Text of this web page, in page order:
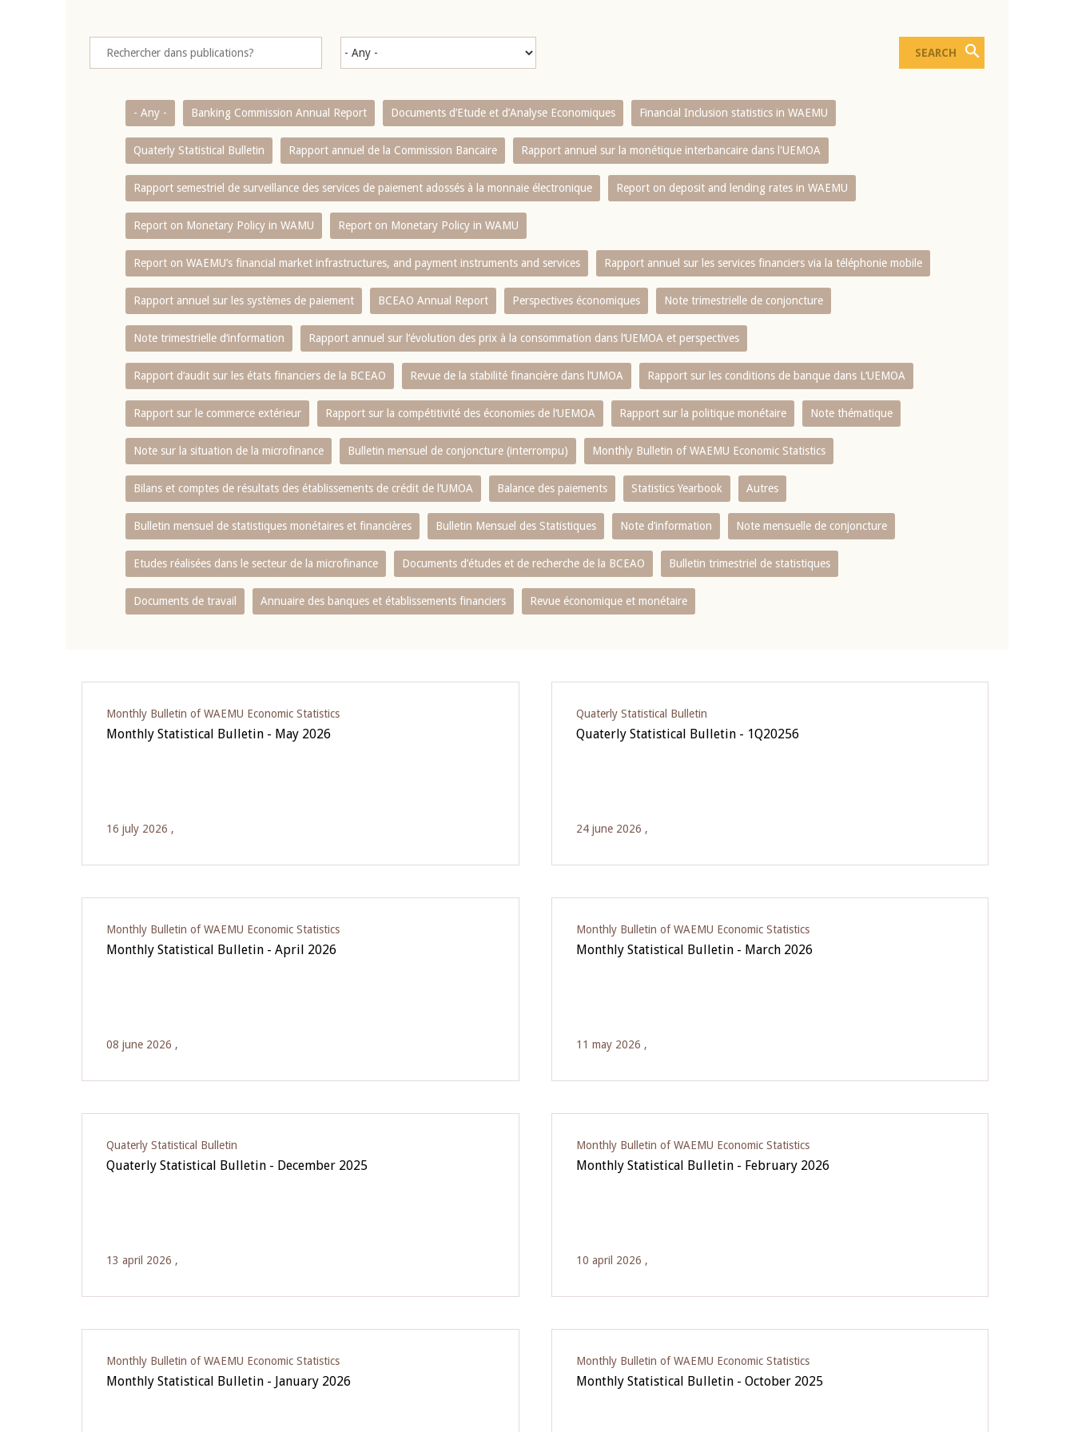
- Any - Banking Commission Annual Report Documents d’Etude et d’Analyse Economiques Financial Inclusion statistics in WAEMU
Quaterly Statistical Bulletin Rapport annuel de la Commission Bancaire Rapport annuel sur la monétique interbancaire dans l'UEMOA
Rapport semestriel de surveillance des services de paiement adossés à la monnaie électronique Report on deposit and lending rates in WAEMU
Report on Monetary Policy in WAMU Report on Monetary Policy in WAMU
Report on WAEMU’s financial market infrastructures, and payment instruments and services Rapport annuel sur les services financiers via la téléphonie mobile
Rapport annuel sur les systèmes de paiement BCEAO Annual Report Perspectives économiques Note trimestrielle de conjoncture
Note trimestrielle d‘information Rapport annuel sur l‘évolution des prix à la consommation dans l‘UEMOA et perspectives
Rapport d‘audit sur les états financiers de la BCEAO Revue de la stabilité financière dans l‘UMOA Rapport sur les conditions de banque dans L‘UEMOA
Rapport sur le commerce extérieur Rapport sur la compétitivité des économies de l‘UEMOA Rapport sur la politique monétaire Note thématique
Note sur la situation de la microfinance Bulletin mensuel de conjoncture (interrompu) Monthly Bulletin of WAEMU Economic Statistics
Bilans et comptes de résultats des établissements de crédit de l‘UMOA Balance des paiements Statistics Yearbook Autres
Bulletin mensuel de statistiques monétaires et financières Bulletin Mensuel des Statistiques Note d’information Note mensuelle de conjoncture
Etudes réalisées dans le secteur de la microfinance Documents d’études et de recherche de la BCEAO Bulletin trimestriel de statistiques
Documents de travail Annuaire des banques et établissements financiers Revue économique et monétaire
Monthly Bulletin of WAEMU Economic Statistics
Monthly Statistical Bulletin - May 2026
16 july 2026 ,
Quaterly Statistical Bulletin
Quaterly Statistical Bulletin - 1Q20256
24 june 2026 ,
Monthly Bulletin of WAEMU Economic Statistics
Monthly Statistical Bulletin - April 2026
08 june 2026 ,
Monthly Bulletin of WAEMU Economic Statistics
Monthly Statistical Bulletin - March 2026
11 may 2026 ,
Quaterly Statistical Bulletin
Quaterly Statistical Bulletin - December 2025
13 april 2026 ,
Monthly Bulletin of WAEMU Economic Statistics
Monthly Statistical Bulletin - February 2026
10 april 2026 ,
Monthly Bulletin of WAEMU Economic Statistics
Monthly Statistical Bulletin - January 2026
Monthly Bulletin of WAEMU Economic Statistics
Monthly Statistical Bulletin - October 2025